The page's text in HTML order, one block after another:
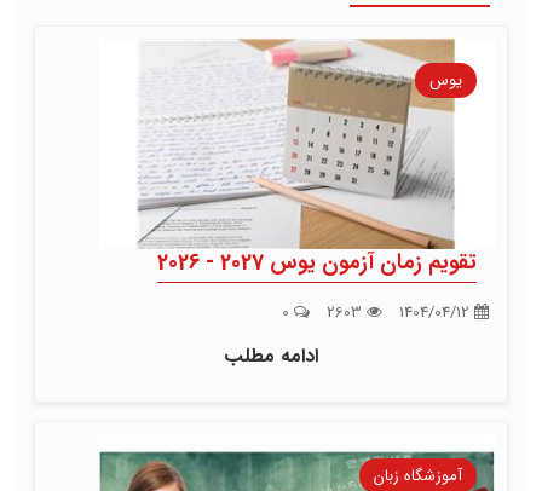
یوس
تقویم زمان آزمون یوس 2027 - 2026
ادامه مطلب
آموزشگاه زبان